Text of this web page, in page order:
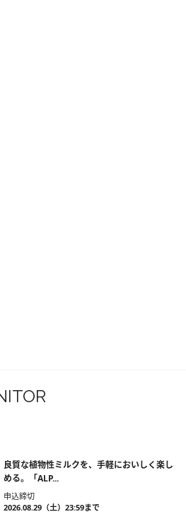
良質な植物性ミルクを、手軽においしく楽し
める。「ALP...
申込締切
2026.08.29（土）23:59まで